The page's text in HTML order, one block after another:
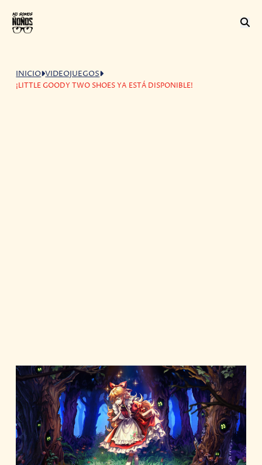
INICIO VIDEOJUEGOS
¡LITTLE GOODY TWO SHOES YA ESTÁ DISPONIBLE!